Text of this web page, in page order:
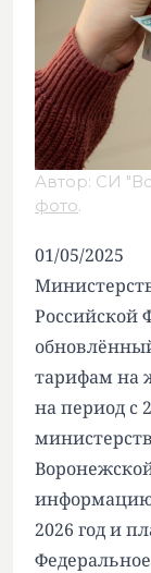
Автор: СИ
фото.
01/05/2025
Российской
тарифам на
на период с
2026 год и